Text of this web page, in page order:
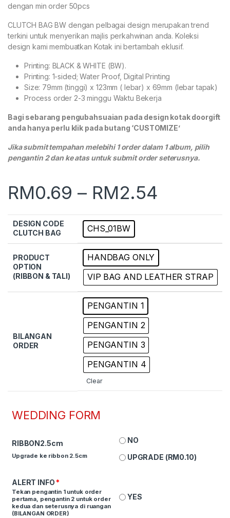
dengan min order 50pcs
CLUTCH BAG BW dengan pelbagai design merupakan trend
terkini untuk menyerikan majlis perkahwinan anda. Koleksi
design kami membuatkan Kotak ini bertambah eklusif.
Printing: BLACK & WHITE (BW).
Printing: 1-sided; Water Proof, Digital Printing
Size: 79mm (tinggi) x 123mm ( lebar) x 69mm (lebar tapak)
Process order 2-3 minggu Waktu Bekerja
Bagi sebarang pengubahsuaian pada design kotak doorgift
anda hanya perlu klik pada butang ‘CUSTOMIZE’
Jika submit tempahan melebihi 1 order dalam 1 album, pilih
pengantin 2 dan ke atas untuk submit order seterusnya.
RM0.69 – RM2.54
DESIGN CODE
CLUTCH BAG
CHS_01BW
PRODUCT
OPTION
(RIBBON & TALI)
HANDBAG ONLY
VIP BAG AND LEATHER STRAP
BILANGAN
ORDER
PENGANTIN 1
PENGANTIN 2
PENGANTIN 3
PENGANTIN 4
Clear
WEDDING FORM
RIBBON2.5cm
Upgrade ke ribbon 2.5cm
NO
UPGRADE (RM0.10)
ALERT INFO*
Tekan pengantin 1 untuk order
pertama, pengantin 2 untuk order
kedua dan seterusnya di ruangan
(BILANGAN ORDER)
YES